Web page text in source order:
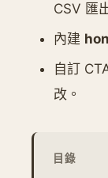
CSV 匯
內建
自訂
改。
目錄